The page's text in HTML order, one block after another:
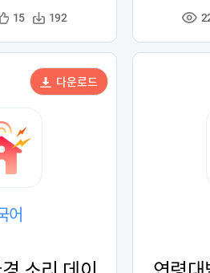
15
다
수
192
조
수
어
다운로드